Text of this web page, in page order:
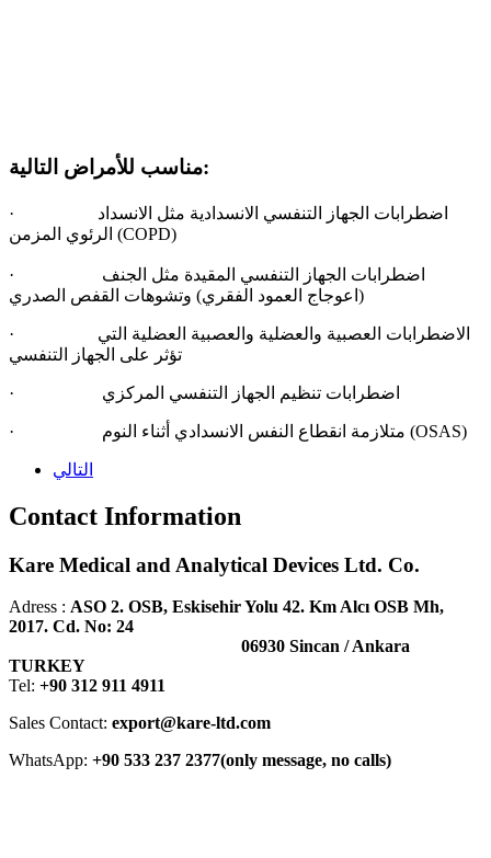
مناسب للأمراض التالية:
· اضطرابات الجهاز التنفسي ا لانسدادية مثل الانسداد
الرئوي المزمن (COPD)
· اضطرابات الجهاز التنفسي المقيدة مثل الجنف
(اعوجاج العمود الفقري) وتشوهات القفص الصدري
· الاضطرابات العصبية والعضلية والعصبية العضلية التي
تؤثر على الجهاز التنفسي
· اضطرابات تنظيم الجهاز التنفسي المركزي
· متلازمة انقطاع النفس الانسدادي أثناء النوم (OSAS)
التالي
Contact Information
Kare Medical and Analytical Devices Ltd. Co.
Adress : ASO 2. OSB, Eskisehir Yolu 42. Km Alcı OSB Mh,
2017. Cd. No: 24
06930 Sincan / Ankara
TURKEY
Tel: +90 312 911 4911
Sales Contact: export@kare-ltd.com
WhatsApp: +90 533 237 2377(only message, no calls)